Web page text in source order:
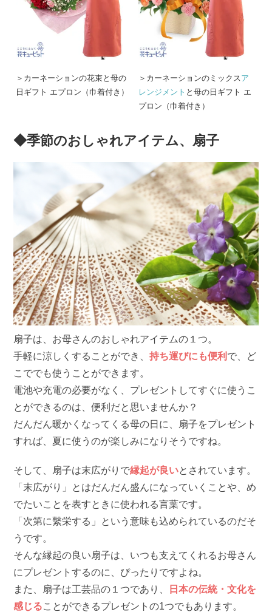
＞カーネーションの花束と母の
日ギフト エプロン（巾着付き）
＞カーネーションのミックスア
レンジメント と母の日ギフト エ
プロン（巾着付き）
◆季節のおしゃれアイテム、扇子
扇子は、お母さんのおしゃれアイテムの１つ。
手軽に涼しくすることができ、持ち運びにも便利 で、ど
こででも使うことができます。
電池や充電の必要がなく、プレゼントしてすぐに使うこ
とができるのは、便利だと思いませんか？
だんだん暖かくなってくる母の日に、扇子をプレゼント
すれば、夏に使うのが楽しみになりそうですね。
そして、扇子は末広がりで縁起が良いとされています。
「末広がり」とはだんだん盛んになっていくことや、め
でたいことを表すときに使われる言葉です。
「次第に繫栄する」という意味も込められているのだそ
うです。
そんな縁起の良い扇子は、いつも支えてくれるお母さん
にプレゼントするのに、ぴったりですよね。
また、扇子は工芸品の１つであり、
日本の伝統・文化を
感じることができるプレゼントの1つでもあります。